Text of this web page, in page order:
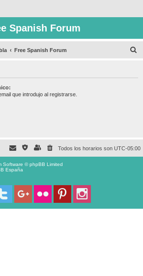
Spanish Forum
Free Spanish Forum
que introdujo al registrarse.
Todos los horarios son UTC-05:00
Software © phpBB Limited
España